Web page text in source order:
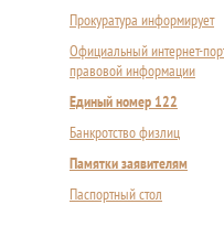
Прокуратура информирует
Официальный интернет-
правовой информации
Единый номер 122
Банкротство физлиц
Памятки заявителям
Паспортный стол